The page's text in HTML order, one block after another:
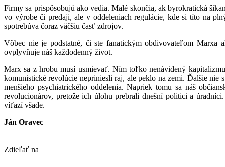
Firmy sa prispôsobujú ako vedia. Malé skončia, ak byrokratická
vo výrobe či predaji, ale v oddeleniach regulácie, kde si títo na
spotrebúva čoraz väčšiu časť zdrojov.
Vôbec nie je podstatné, či ste fanatickým obdivovateľom Marxa
ovplyvňuje náš každodenný život.
Marx sa z hrobu musí usmievať. Ním toľko nenávidený
komunistické revolúcie nepriniesli raj, ale peklo na zemi. Ďalšie nie
menšieho psychiatrického oddelenia. Napriek tomu sa náš
revolucionárov, pretože ich úlohu prebrali dnešní politici a
víťazí všade.
Ján Oravec
Zdieľať na